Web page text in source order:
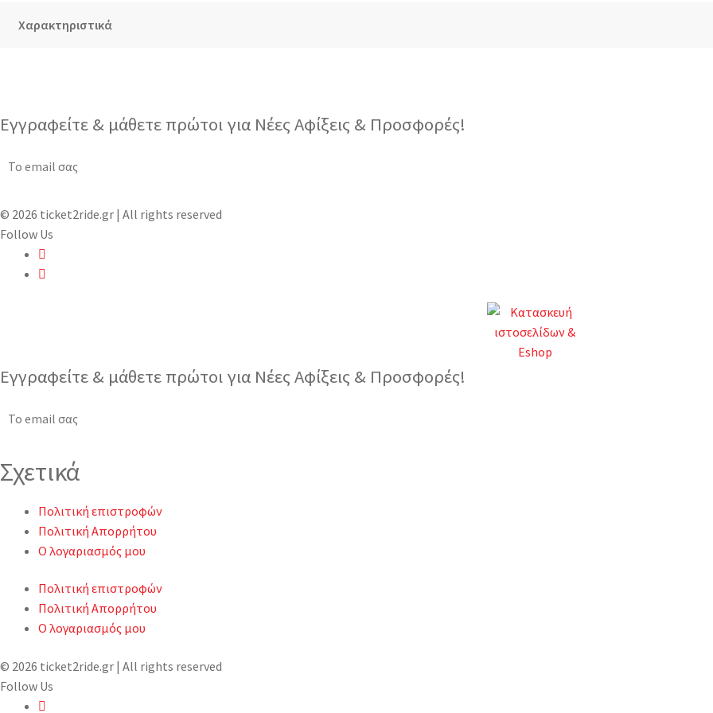
Χαρακτηριστικά
Εγγραφείτε & μάθετε πρώτοι για Νέες Αφίξεις & Προσφορές!
© 2026 ticket2ride.gr | All rights reserved
Follow Us
Εγγραφείτε & μάθετε πρώτοι για Νέες Αφίξεις & Προσφορές!
Σχετικά
Πολιτική επιστροφών
Πολιτική Απορρήτου
Ο λογαριασμός μου
Πολιτική επιστροφών
Πολιτική Απορρήτου
Ο λογαριασμός μου
© 2026 ticket2ride.gr | All rights reserved
Follow Us